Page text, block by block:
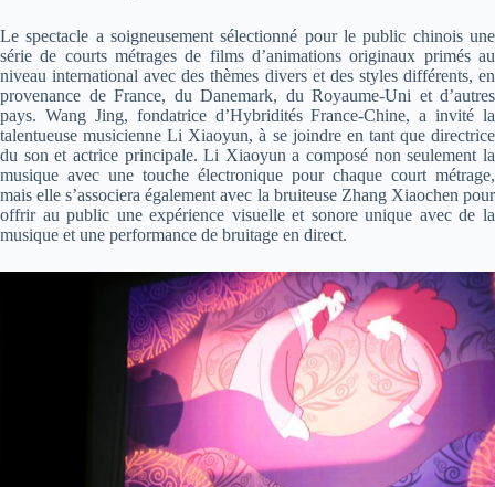
Le spectacle a soigneusement sélectionné pour le public chinois une
série de courts métrages de films d’animations originaux primés au
niveau international avec des thèmes divers et des styles différents, en
provenance de France, du Danemark, du Royaume-Uni et d’autres
pays. Wang Jing, fondatrice d’Hybridités France-Chine, a invité la
talentueuse musicienne Li Xiaoyun, à se joindre en tant que directrice
du son et actrice principale. Li Xiaoyun a composé non seulement la
musique avec une touche électronique pour chaque court métrage,
mais elle s’associera également avec la bruiteuse Zhang Xiaochen pour
offrir au public une expérience visuelle et sonore unique avec de la
musique et une performance de bruitage en direct.